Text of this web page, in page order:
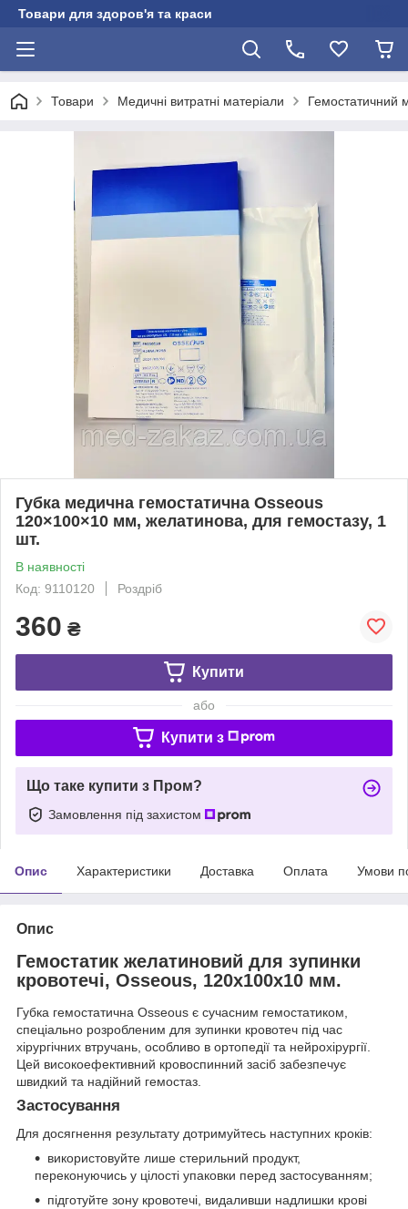
Товари для здоров'я та краси
Товари Медичні витратні матеріали Гемостатичний
Губка медична гемостатична Osseous
120×100×10 мм, желатинова, для гемостазу, 1
шт.
В наявності
Код: 9110120
Роздріб
360 ₴
Купити
або
Купити з
Що таке купити з Пром?
Замовлення під захистом
Опис Характеристики Доставка Оплата Умови
Опис
Гемостатик желатиновий для зупинки
кровотечі, Osseous, 120x100x10 мм.
Губка гемостатична Osseous є сучасним гемостатиком,
спеціально розробленим для зупинки кровотеч під час
хірургічних втручань, особливо в ортопедії та нейрохірургії.
Цей високоефективний кровоспинний засіб забезпечує
швидкий та надійний гемостаз.
Застосування
Для досягнення результату дотримуйтесь наступних кроків:
використовуйте лише стерильний продукт,
переконуючись у цілості упаковки перед застосуванням;
підготуйте зону кровотечі, видаливши надлишки крові